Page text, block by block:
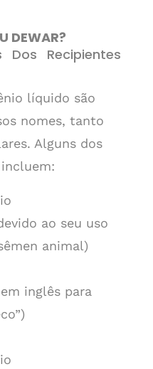
DEWAR?
Dos Recipientes
líquido são
nomes, tanto
Alguns dos
ao seu uso
animal)
inglês para